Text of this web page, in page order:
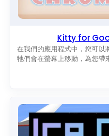
Kitty for
在我們的應用程式中，您可以
牠們會在螢幕上移動，為您帶